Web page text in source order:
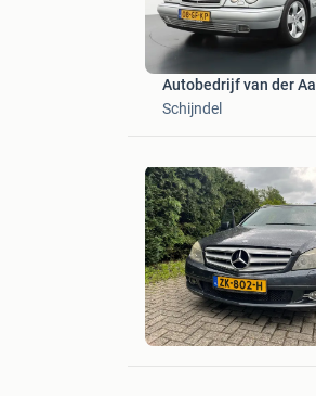
Autobedrijf van der Aa
Schijndel
Techart
Oldenzaal